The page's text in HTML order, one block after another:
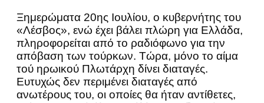
Ξημερώματα 20ης Ιουλίου, ο κυβερνήτης του
«Λέσβος», ενώ έχει βάλει πλώρη για Ελλάδα,
πληροφορείται από το ραδιόφωνο για την
απόβαση των τούρκων. Τώρα, μόνο το αίμα
τού ηρωικού Πλωτάρχη δίνει διαταγές.
Ευτυχώς δεν περιμένει διαταγές από
ανωτέρους του, οι οποίες θα ήταν αντίθετες,